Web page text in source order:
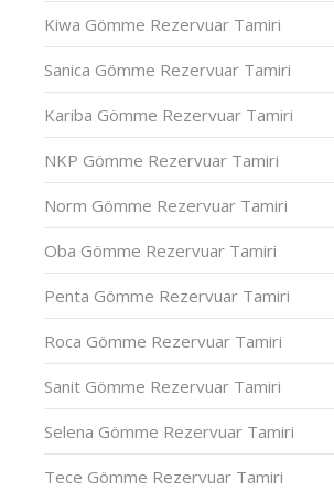
Kiwa Gömme Rezervuar Tamiri
Sanica Gömme Rezervuar Tamiri
Kariba Gömme Rezervuar Tamiri
NKP Gömme Rezervuar Tamiri
Norm Gömme Rezervuar Tamiri
Oba Gömme Rezervuar Tamiri
Penta Gömme Rezervuar Tamiri
Roca Gömme Rezervuar Tamiri
Sanit Gömme Rezervuar Tamiri
Selena Gömme Rezervuar Tamiri
Tece Gömme Rezervuar Tamiri